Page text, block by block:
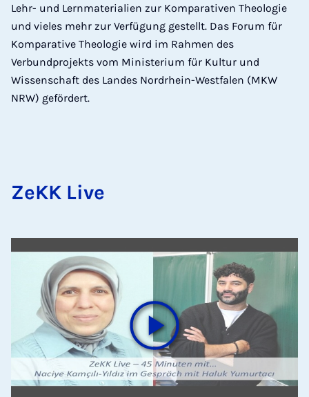
Lehr- und Lernmaterialien zur Komparativen Theologie
und vieles mehr zur Verfügung gestellt. Das Forum für
Komparative Theologie wird im Rahmen des
Verbundprojekts vom Ministerium für Kultur und
Wissenschaft des Landes Nordrhein-Westfalen (MKW
NRW) gefördert.
ZeKK Live